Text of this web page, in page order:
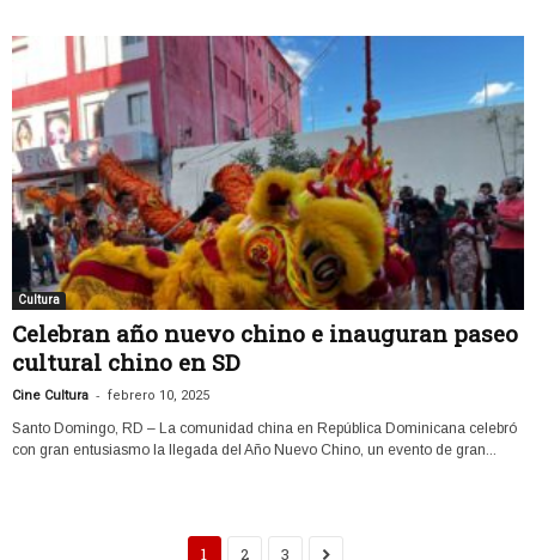
Cultura
Celebran año nuevo chino e inauguran paseo
cultural chino en SD
Cine Cultura - febrero 10, 2025
Santo Domingo, RD – La comunidad china en República Dominicana celebró
con gran entusiasmo la llegada del Año Nuevo Chino, un evento de gran...
1 2 3